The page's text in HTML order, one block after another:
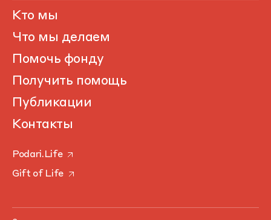
Кто мы
Что мы делаем
Помочь фонду
Получить помощь
Публикации
Контакты
Podari.Life
Gift of Life